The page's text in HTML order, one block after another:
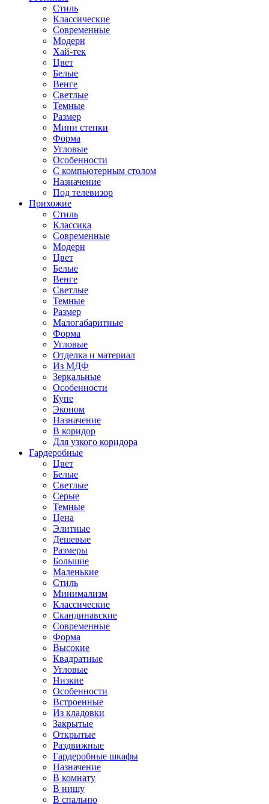
Стиль
Классические
Современные
Модерн
Хай-тек
Цвет
Белые
Венге
Светлые
Темные
Размер
Мини стенки
Форма
Угловые
Особенности
С компьютерным столом
Назначение
Под телевизор
Прихожие
Стиль
Классика
Современные
Модерн
Цвет
Белые
Венге
Светлые
Темные
Размер
Малогабаритные
Форма
Угловые
Отделка и материал
Из МДФ
Зеркальные
Особенности
Купе
Эконом
Назначение
В коридор
Для узкого коридора
Гардеробные
Цвет
Белые
Светлые
Серые
Темные
Цена
Элитные
Дешевые
Размеры
Большие
Маленькие
Стиль
Минимализм
Классические
Скандинавские
Современные
Форма
Высокие
Квадратные
Угловые
Низкие
Особенности
Встроенные
Из кладовки
Закрытые
Открытые
Раздвижные
Гардеробные шкафы
Назначение
В комнату
В нишу
В спальню